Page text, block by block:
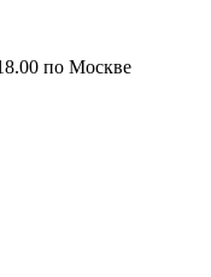
по Москве